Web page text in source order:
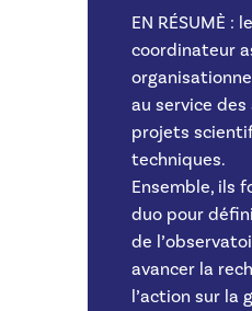
EN RÉSUMÈ :
coordinateur
au service
projets
techniques.
Ensemble, ils
duo pour
de
avancer la
l’action sur la